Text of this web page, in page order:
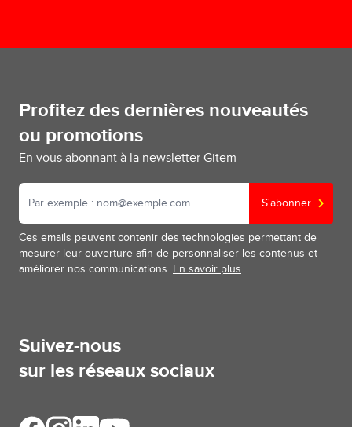
Profitez des dernières nouveautés
ou promotions
En vous abonnant à la newsletter Gitem
S'abonner
Ces emails peuvent contenir des technologies permettant de
mesurer leur ouverture afin de personnaliser les contenus et
améliorer nos communications. En savoir plus
Suivez-nous
sur les réseaux sociaux